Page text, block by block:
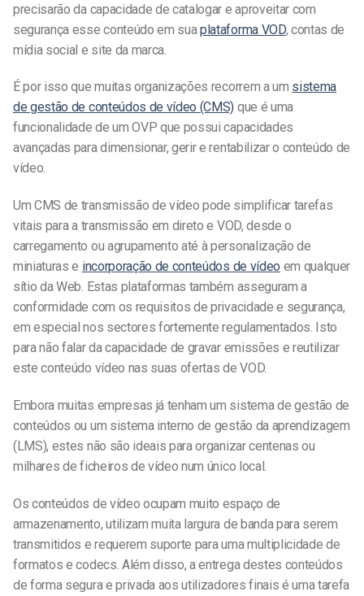
precisarão da capacidade de catalogar e aproveitar com
segurança esse conteúdo em suaplataforma VOD, contas de
mídia social e site da marca.
É por isso que muitas organizações recorrem a um sistema
de gestão de conteúdos de vídeo (CMS) que é uma
funcionalidade de um OVP que possui capacidades
avançadas para dimensionar, gerir e rentabilizar o conteúdo de
vídeo.
Um CMS de transmissão de vídeo pode simplificar tarefas
vitais para a transmissão em direto e VOD, desde o
carregamento ou agrupamento até à personalização de
miniaturas e incorporação de conteúdos de vídeo em qualquer
sítio da Web. Estas plataformas também asseguram a
conformidade com os requisitos de privacidade e segurança,
em especial nos sectores fortemente regulamentados. Isto
para não falar da capacidade de gravar emissões e reutilizar
este conteúdo vídeo nas suas ofertas de VOD.
Embora muitas empresas já tenham um sistema de gestão de
conteúdos ou um sistema interno de gestão da aprendizagem
(LMS), estes não são ideais para organizar centenas ou
milhares de ficheiros de vídeo num único local.
Os conteúdos de vídeo ocupam muito espaço de
armazenamento, utilizam muita largura de banda para serem
transmitidos e requerem suporte para uma multiplicidade de
formatos e codecs. Além disso, a entrega destes conteúdos
de forma segura e privada aos utilizadores finais é uma tarefa